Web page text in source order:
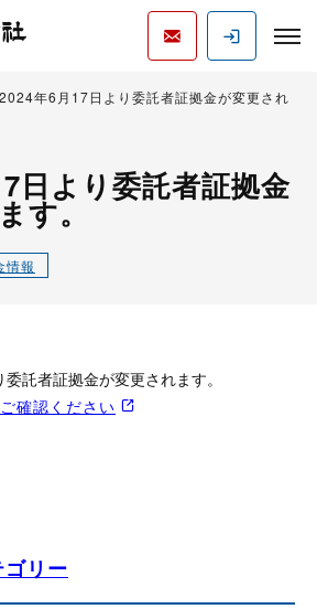
2024年6月17日より委託者証拠金が変更され
日より委託者証拠金
す。
情報
託者証拠金が変更されます。
確認ください
リー